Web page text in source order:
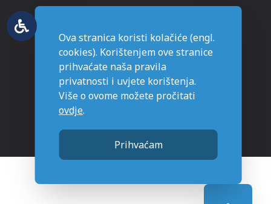
© Grad Novska - sva prava pridržana
Stranice napravljene sa
Ova stranica koristi kolačiće (engl.
cookies). Korištenjem ove stranice
prihvaćate naša pravila
privatnosti i uvjete korištenja.
Više o ovome možete pročitati
ovdje.
Prihvaćam